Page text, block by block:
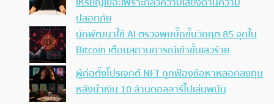
ปลอดภัย
นักพัฒนาใช้ AI ตรวจพบบั๊กขั้นวิกฤต 85 จุดใน
Bitcoin เตือนสถานการณ์เข้าขั้นเลวร้าย
ผู้ก่อตั้งโปรเจกต์ NFT ถูกฟ้องข้อหาหลอกลงทุน
หลังนำเงิน 10 ล้านดอลลาร์ไปเล่นพนัน